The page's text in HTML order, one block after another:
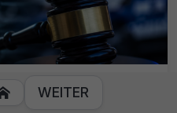
Richter
WEITER